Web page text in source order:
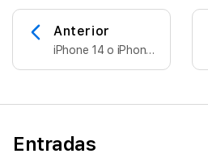
Anterior
iPhone 14 o iPhone
Entradas